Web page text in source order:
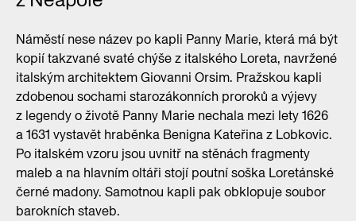
Náměstí nese název po kapli Panny Marie, která má být
kopií takzvané svaté chýše z italského Loreta, navržené
italským architektem Giovanni Orsim. Pražskou kapli
zdobenou sochami starozákonních proroků a výjevy
z legendy o životě Panny Marie nechala mezi lety 1626
a 1631 vystavět hraběnka Benigna Kateřina z Lobkovic.
Po italském vzoru jsou uvnitř na stěnách fragmenty
maleb a na hlavním oltáři stojí poutní soška Loretánské
černé madony. Samotnou kapli pak obklopuje soubor
barokních staveb.